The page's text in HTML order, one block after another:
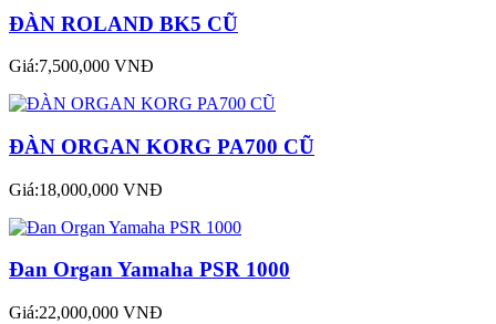
ĐÀN ROLAND BK5 CŨ
Giá:7,500,000 VNĐ
ĐÀN ORGAN KORG PA700 CŨ
Giá:18,000,000 VNĐ
Đan Organ Yamaha PSR 1000
Giá:22,000,000 VNĐ